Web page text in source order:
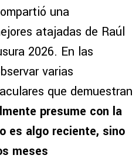
una
atajadas de Raúl
2026. En las
varias
que demuestran
presume con la
es algo reciente, sino
meses